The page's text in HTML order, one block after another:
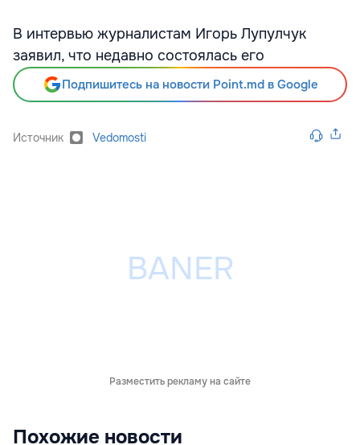
В интервью журналистам Игорь Лупулчук
заявил, что недавно состоялась его
Подпишитесь на новости Point.md в Google
Источник Vedomosti
Разместить рекламу на сайте
Похожие новости